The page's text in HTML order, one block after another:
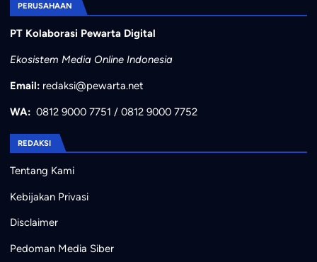
PERUSAHAAN
PT Kolaborasi Pewarta Digital
Ekosistem Media Online Indonesia
Email: redaksi@pewarta.net
WA: 0812 9000 7751 / 0812 9000 7752
REDAKSI
Tentang Kami
Kebijakan Privasi
Disclaimer
Pedoman Media Siber